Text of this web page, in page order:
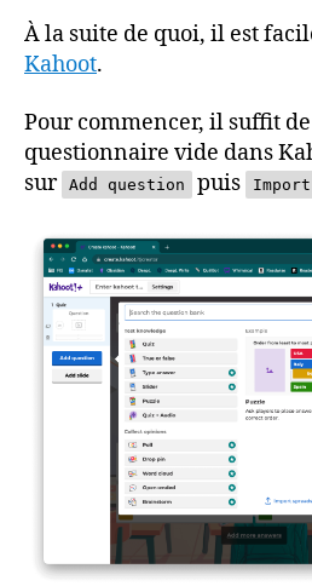
À la suite de quoi, il est
Kahoot.
Pour commencer, il suffit
questionnaire vide dans
sur Add question puis